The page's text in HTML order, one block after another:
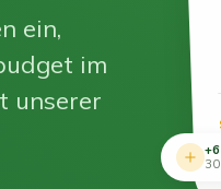
ein,
im
unserer